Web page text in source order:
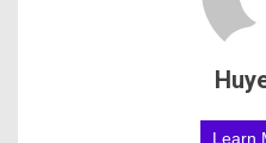
Learn